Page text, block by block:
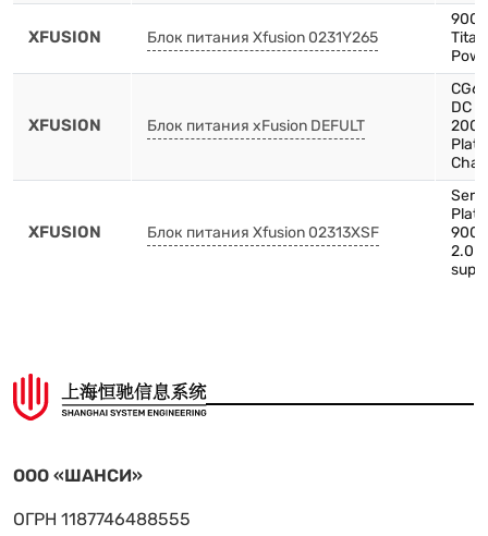
XFUSION Блок питания Xfusion 0231Y265
XFUSION Блок питания xFusion DEFULT
DC
XFUSION Блок питания Xfusion 02313XSF
2.0
ООО «ШАНСИ»
ОГРН 1187746488555